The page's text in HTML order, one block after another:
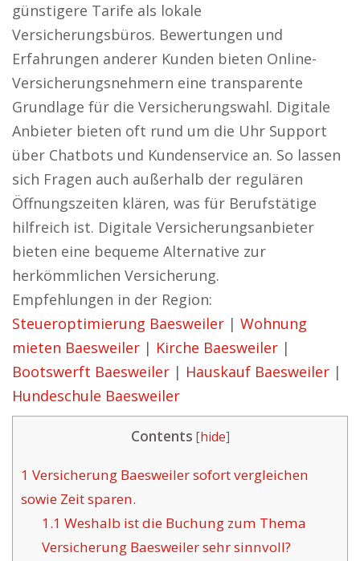
günstigere Tarife als lokale
Versicherungsbüros. Bewertungen und
Erfahrungen anderer Kunden bieten Online-
Versicherungsnehmern eine transparente
Grundlage für die Versicherungswahl. Digitale
Anbieter bieten oft rund um die Uhr Support
über Chatbots und Kundenservice an. So lassen
sich Fragen auch außerhalb der regulären
Öffnungszeiten klären, was für Berufstätige
hilfreich ist. Digitale Versicherungsanbieter
bieten eine bequeme Alternative zur
herkömmlichen Versicherung.
Empfehlungen in der Region:
Steueroptimierung Baesweiler | Wohnung
mieten Baesweiler | Kirche Baesweiler |
Bootswerft Baesweiler | Hauskauf Baesweiler |
Hundeschule Baesweiler
Contents [hide]
1 Versicherung Baesweiler sofort vergleichen
sowie Zeit sparen.
1.1 Weshalb ist die Buchung zum Thema
Versicherung Baesweiler sehr sinnvoll?